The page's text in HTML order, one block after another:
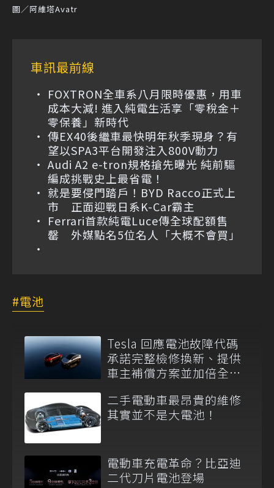
圖／阿維塔Avatr
車訊最前線
FOXTRON全車系八月限時優惠，用車
成本大減! 進入純電生活享「零稅金＋
零保養」新時代
傳EX40後繼車最快明年秋季現身？有
望以SPA3平台開發注入800V動力
Audi A2 e-tron規格搶先曝光 純前驅
編成挑戰史上最省電！
就是要侵門踏戶！BYD Racco正式上
市 正面迎戰日系K-Car霸主
Ferrari首款純電Luce傳全球配額售
罄 外媒點名5位名人「大概不會買」
電池
Tesla 回應電池故障代碼
承諾完整檢修換新、提供
車主補償方案並加倍全台
二手電動車最昂貴的維修
其實並不是大電池！
電動車充電革命？比亞迪
二代刀片電池登場